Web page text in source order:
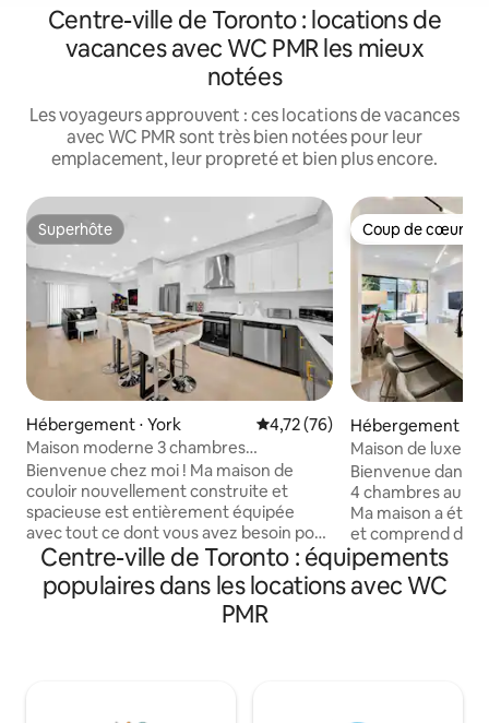
Centre-ville de Toronto : locations de
vacances avec WC PMR les mieux
notées
Les voyageurs approuvent : ces locations de vacances
avec WC PMR sont très bien notées pour leur
emplacement, leur propreté et bien plus encore.
Superhôte
Superhôte
Hébergement ⋅ York Évaluation moyenne sur la
4,72 (76)
Maison moderne 3 chambres
personnalisée avec parking et jeux
d'arcade !
Bienvenue chez moi ! Ma maison de
couloir nouvellement construite et
spacieuse est entièrement équipée
avec tout ce dont vous avez besoin pour
profiter de votre séjour. Il dispose de
tout nouveaux matelas confortables,
d'une télévision 75", de jeux d'arcade,
d'une connexion Wi-Fi haute vitesse et
Coup de cœur
Coup de cœur
Hébergement ⋅
de Toronto
Maison de luxe
stationnement
Bienvenue dans
4 chambres au
Ma maison a été
et comprend des
électroménagers
nouveaux
garde-corps en
Centre-ville de Toronto : équipements
populaires dans les locations avec WC
PMR